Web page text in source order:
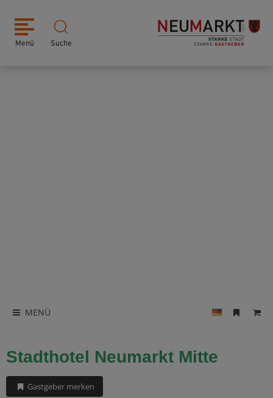
Menü Suche
MENÜ
Stadthotel Neumarkt Mitte
Gastgeber merken